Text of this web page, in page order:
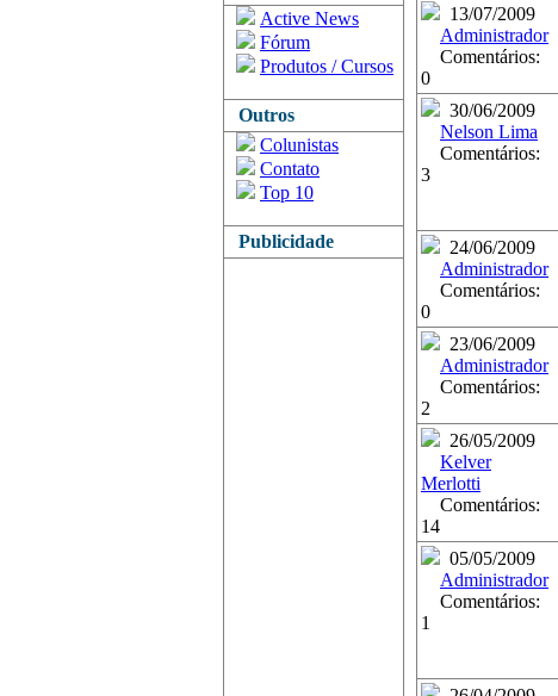
Active News
Fórum
Produtos / Cursos
Outros
Colunistas
Contato
Top 10
Publicidade
13/07/2009
Administrador
Comentários:
0
30/06/2009
Nelson Lima
Comentários:
3
24/06/2009
Administrador
Comentários:
0
23/06/2009
Administrador
Comentários:
2
26/05/2009
Kelver
Merlotti
Comentários:
14
05/05/2009
Administrador
Comentários:
1